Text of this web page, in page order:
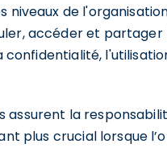
niveaux de
accéder et partager
assurent la
plus crucial lorsque